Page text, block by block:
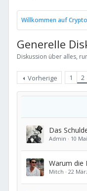
Willkommen auf
Generelle
Diskussion über alles,
Vorherige 1 2
Das
Admin 10
Warum die
Mitch 22